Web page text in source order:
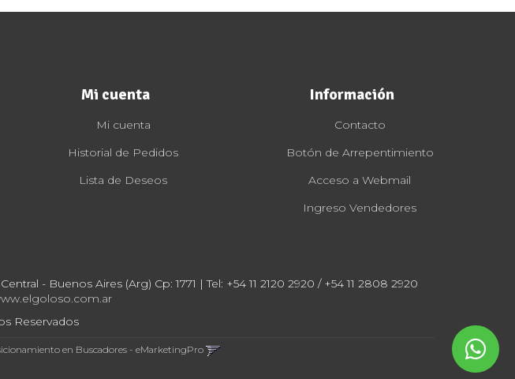
Mi cuenta
Mi cuenta
Historial de Pedidos
Lista de Deseos
Información
Contacto
Botón de Arrepentimiento
Acceso a Webmail
Ingreso Vendedores
- Buenos Aires (Arg) Cp: 1771 | Tel: +54 11 2120 2920 / +54 11 2808 2920
Reservados
en Buscadores - eMarketingPro